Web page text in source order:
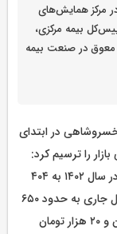
در مرکز همایش‌های
بیمه مرکزی،
معوق در صنعت بیمه
در ابتدای
را ترسیم کرد:
حق‌بیمه تولیدی صنعت بیمه از حدود ۳۹۴ همت در سال ۱۴۰۲ به ۴۰۴
همت در سال ۱۴۰۳ رسیده و برآورد می‌شود در سال جاری به حدود ۶۵۰
همت افزایش یابد. حق‌بیمه سرانه نیز به ۵ میلیون و ۲۰ هزار تومان